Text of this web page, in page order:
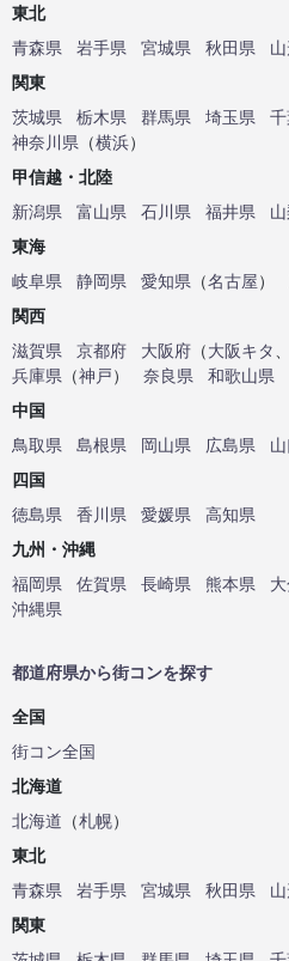
東北
青森県
岩手県 宮城県 秋田県
関東
茨城県
栃木県 群馬県 埼玉県
神奈川県 （横浜）
甲信越・北陸
新潟県
富山県 石川県 福井県
東海
岐阜県
静岡県 愛知県 （名古屋）
関西
滋賀県
京都府 大阪府 （大阪キタ
兵庫県 （神戸） 奈良県
和歌山県
中国
鳥取県
島根県 岡山県 広島県
四国
徳島県
香川県 愛媛県
高知県
九州・沖縄
福岡県
佐賀県 長崎県 熊本県
沖縄県
都道府県から街コンを探す
全国
街コン全国
北海道
北海道 （札幌）
東北
青森県
岩手県 宮城県 秋田県
関東